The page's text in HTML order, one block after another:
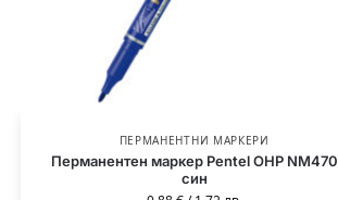
ПЕРМАНЕНТНИ МАРКЕРИ
Перманентен маркер Pentel OHP NM470
син